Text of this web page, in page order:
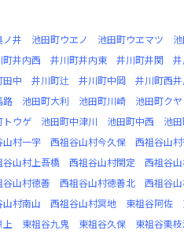
ノ井 池田町ウヱノ 池田町ウヱマツ
町井内西 井川町井内東 井川町井関
田中 井川町辻 井川町中岡 井川町西井
路 池田町大利 池田町川崎 池田町ク
トウゲ 池田町中津川 池田町中西 池
山村一宇 西祖谷山村今久保 西祖谷山
谷山村上吾橋 西祖谷山村閑定 西祖谷
谷山村徳善 西祖谷山村徳善北 西祖谷
山村南山 西祖谷山村冥地 東祖谷阿佐
上 東祖谷九鬼 東祖谷久保 東祖谷栗